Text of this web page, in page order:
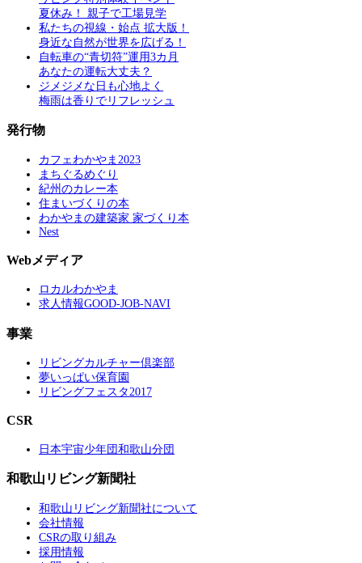
夏休み！ 親子で工場見学
私たちの視線・始点 拡大版！
身近な自然が世界を広げる！
自転車の“青切符”運用3カ月
あなたの運転大丈夫？
ジメジメな日も心地よく
梅雨は香りでリフレッシュ
発行物
カフェわかやま2023
まちぐるめぐり
紀州のカレー本
住まいづくりの本
わかやまの建築家 家づくり本
Nest
Webメディア
ロカルわかやま
求人情報GOOD-JOB-NAVI
事業
リビングカルチャー倶楽部
夢いっぱい保育園
リビングフェスタ2017
CSR
日本宇宙少年団和歌山分団
和歌山リビング新聞社
和歌山リビング新聞社について
会社情報
CSRの取り組み
採用情報